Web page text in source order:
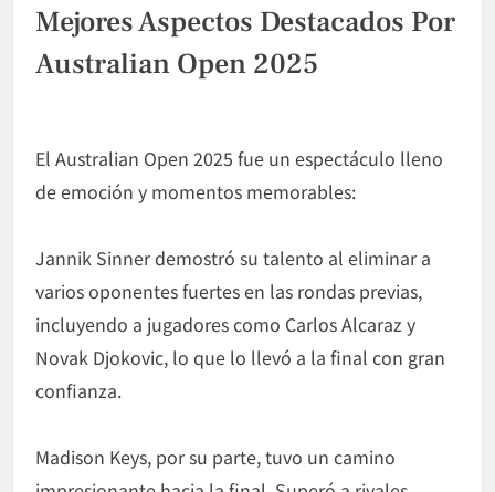
Mejores Aspectos Destacados Por
Australian Open 2025
El Australian Open 2025 fue un espectáculo lleno
de emoción y momentos memorables:
Jannik Sinner demostró su talento al eliminar a
varios oponentes fuertes en las rondas previas,
incluyendo a jugadores como Carlos Alcaraz y
Novak Djokovic, lo que lo llevó a la final con gran
confianza.
Madison Keys, por su parte, tuvo un camino